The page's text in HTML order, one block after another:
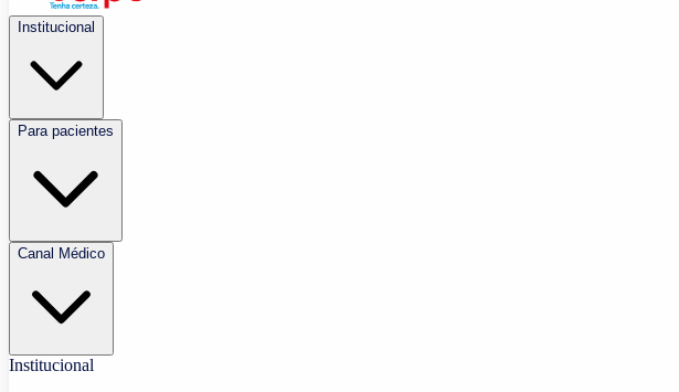
Institucional
Para pacientes
Canal Médico
Institucional